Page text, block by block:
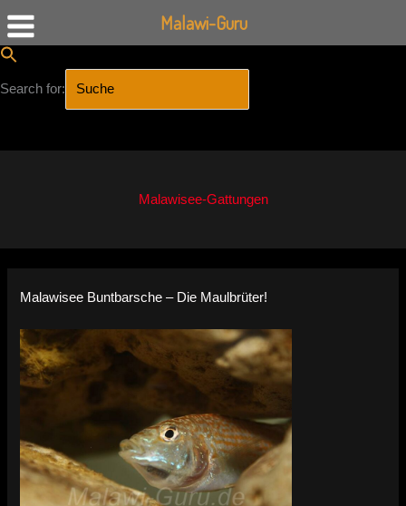
Search for:
Malawisee-Gattungen
Malawisee Buntbarsche – Die Maulbrüter!
Malawi-Guru